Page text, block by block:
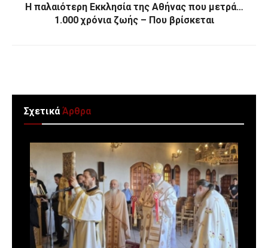
Η παλαιότερη Εκκλησία της Αθήνας που μετρά…
1.000 χρόνια ζωής – Που βρίσκεται
ΣχετικάΆρθρα